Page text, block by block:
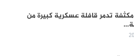
تدمر قافلة عسكرية كبيرة من